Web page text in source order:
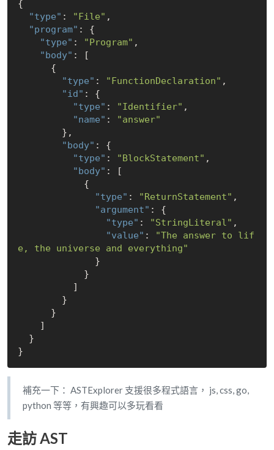
{
"type" : "File" ,
"program" : {
"type" : "Program" ,
"body" : [
"type" : "FunctionDeclaration" ,
"id" : {
"type" : "Identifier" ,
"name" :
"answer"
"body" : {
"type" : "BlockStatement" ,
"body" : [
"type" : "ReturnStatement" ,
"argument" : {
"type" : "StringLiteral" ,
"value" :
"The answer to lif
e, the universe and everything"
補充一下： ASTExplorer 支援很多程式語言， js, css, go,
python 等等，有興趣可以多玩看看
走訪 AST